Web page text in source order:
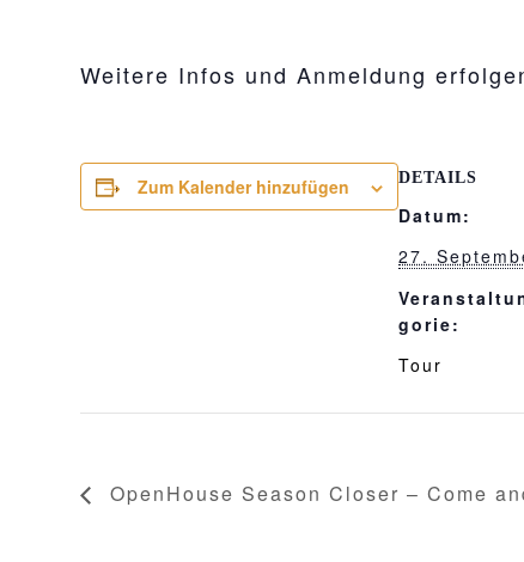
Weitere Infos und Anmeldung
Zum Kalender hinzufügen DETAILS
Datum:
27.
gorie:
Tour
OpenHouse Season Closer – Come